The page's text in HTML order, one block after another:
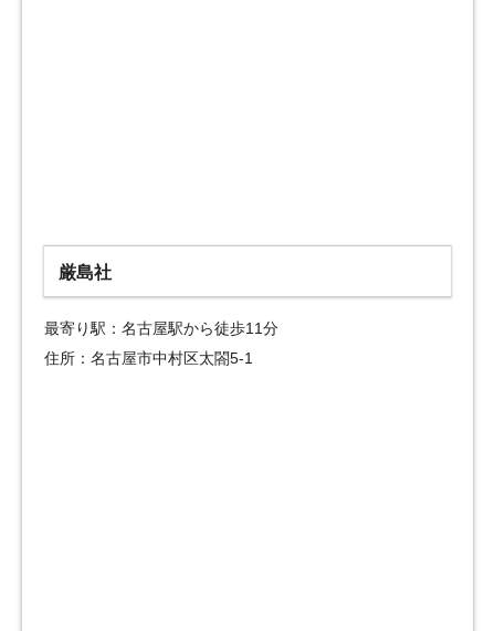
厳島社
最寄り駅：名古屋駅から徒歩11分
住所：名古屋市中村区太閤5-1